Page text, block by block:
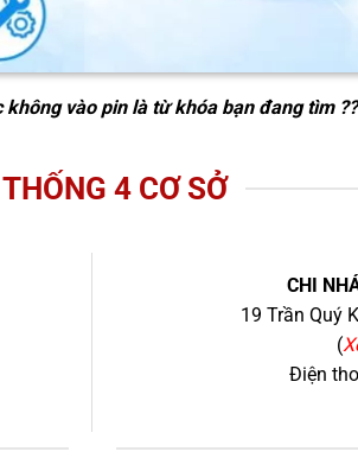
không vào pinlà từ khóa bạn đang tìm
4 CƠ SỞ
CHI
19 Trần Quý
(
Điện